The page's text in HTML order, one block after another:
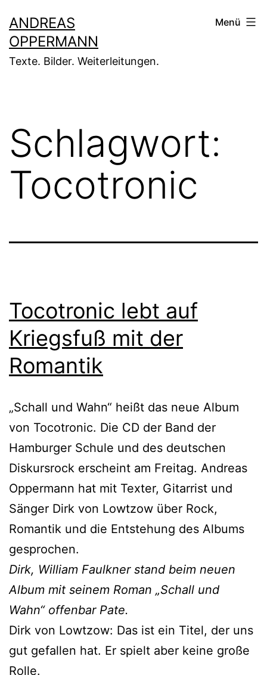
Inhalt
springen
ANDREAS
OPPERMANN
Texte. Bilder. Weiterleitungen.
Menü
Schlagwort:
Tocotronic
Tocotronic lebt auf
Kriegsfuß mit der
Romantik
„Schall und Wahn“ heißt das neue Album
von Tocotronic. Die CD der Band der
Hamburger Schule und des deutschen
Diskursrock erscheint am Freitag. Andreas
Oppermann hat mit Texter, Gitarrist und
Sänger Dirk von Lowtzow über Rock,
Romantik und die Entstehung des Albums
gesprochen.
Dirk, William Faulkner stand beim neuen
Album mit seinem Roman „Schall und
Wahn“ offenbar Pate.
Dirk von Lowtzow: Das ist ein Titel, der uns
gut gefallen hat. Er spielt aber keine große
Rolle.